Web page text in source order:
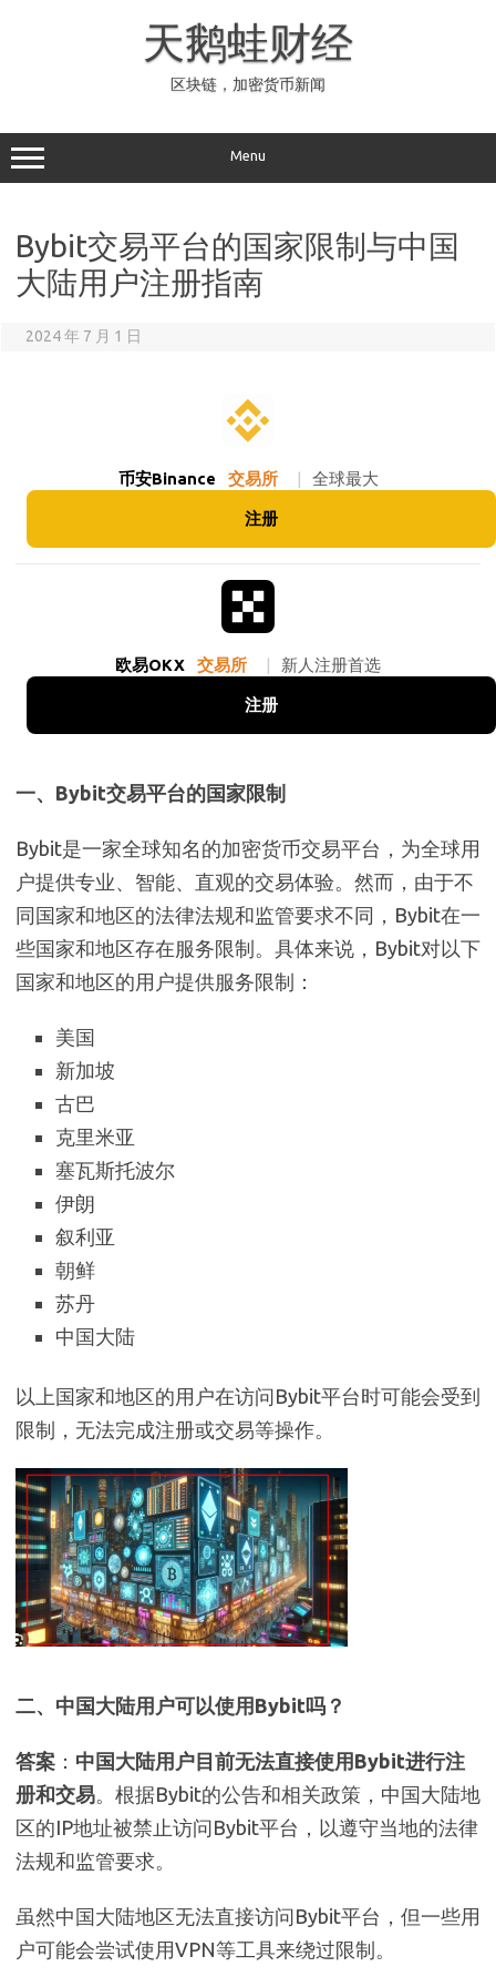
天鹅蛙财经
区块链，加密货币新闻
Menu
Bybit交易平台的国家限制与中国
大陆用户注册指南
2024 年 7 月 1 日
币安Binance 交易所 | 全球最大
注册
欧易OKX 交易所 | 新人注册首选
注册
一、Bybit交易平台的国家限制
Bybit是一家全球知名的加密货币交易平台，为全球用
户提供专业、智能、直观的交易体验。然而，由于不
同国家和地区的法律法规和监管要求不同，Bybit在一
些国家和地区存在服务限制。具体来说，Bybit对以下
国家和地区的用户提供服务限制：
美国
新加坡
古巴
克里米亚
塞瓦斯托波尔
伊朗
叙利亚
朝鲜
苏丹
中国大陆
以上国家和地区的用户在访问Bybit平台时可能会受到
限制，无法完成注册或交易等操作。
二、中国大陆用户可以使用Bybit吗？
答案 ： 中国大陆用户目前无法直接使用Bybit进行注
册和交易。根据Bybit的公告和相关政策，中国大陆地
区的IP地址被禁止访问Bybit平台，以遵守当地的法律
法规和监管要求。
虽然中国大陆地区无法直接访问Bybit平台，但一些用
户可能会尝试使用VPN等工具来绕过限制。